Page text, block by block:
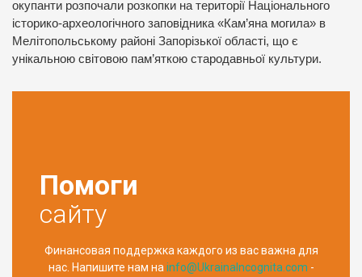
окупанти розпочали розкопки на території Національного
історико-археологічного заповідника «Кам’яна могила» в
Мелітопольському районі Запорізької області, що є
унікальною світовою пам’яткою стародавньої культури.
Помоги
сайту
Финансовая поддержка каждого из вас важна для
нас. Напишите нам наinfo@UkrainaIncognita.com -